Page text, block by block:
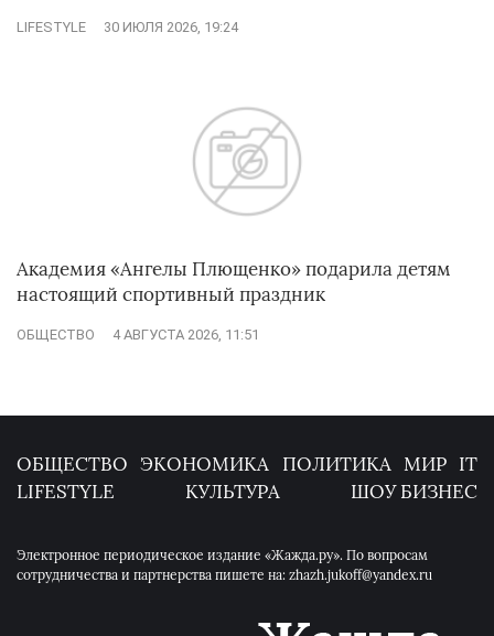
LIFESTYLE 30 ИЮЛЯ 2026, 19:24
Академия «Ангелы Плющенко» подарила детям
настоящий спортивный праздник
ОБЩЕСТВО 4 АВГУСТА 2026, 11:51
ОБЩЕСТВО ЭКОНОМИКА ПОЛИТИКА МИР IT
LIFESTYLE
КУЛЬТУРА ШОУ БИЗНЕС
Электронное периодическое издание «Жажда.ру». По вопросам
сотрудничества и партнерства пишете на: zhazh.jukoff@yandex.ru